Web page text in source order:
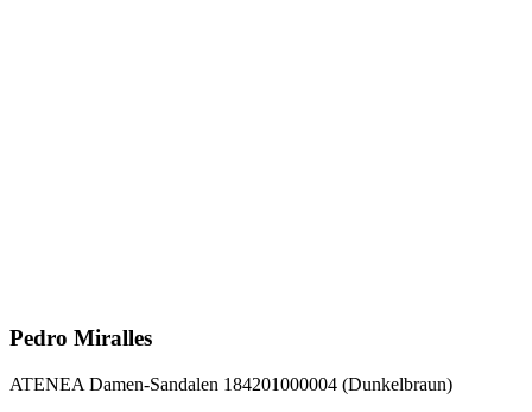
Pedro Miralles
ATENEA Damen-Sandalen 184201000004 (Dunkelbraun)